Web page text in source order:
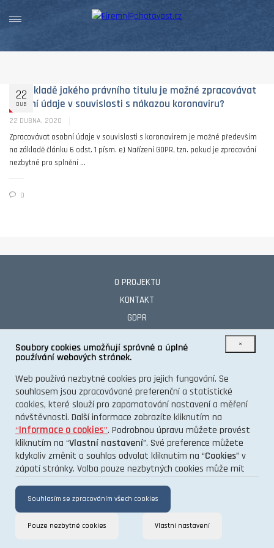
22
DUB
Na základě jakého právního titulu je možné zpracovávat
osobní údaje v souvislosti s nákazou koronaviru?
22 DUBNA, 2020
Zpracovávat osobní údaje v souvislosti s koronavirem je možné především
na základě článku 6 odst. 1 písm. e) Nařízení GDPR, tzn. pokud je zpracování
nezbytné pro splnění ...
0
O PROJEKTU
KONTAKT
GDPR
TENTO INFORMAČNÍ WEB VÁM PŘINÁŠÍ PORTÁL
×
Soubory cookies umožňují správné a úplné
používání webových stránek.
Web používá nezbytné cookies pro jejich fungování. Se
souhlasem jsou zpracovávané preferenční a statistické
cookies, které slouží pro zapamatování nastavení a měření
návštěvnosti. Další informace zobrazíte kliknutím na
“Informace o cookies”. Podrobnou úpravu můžete provést
kliknutím na “Vlastní nastavení”. Své preference můžete
kdykoliv změnit a souhlas odvolat kliknutím na “Cookies” v
zápatí stránky. Volba pouze nezbytných cookies může mít
Souhlasím se zpracováním všech cookies
Pouze nezbytné cookies Vlastní nastavení